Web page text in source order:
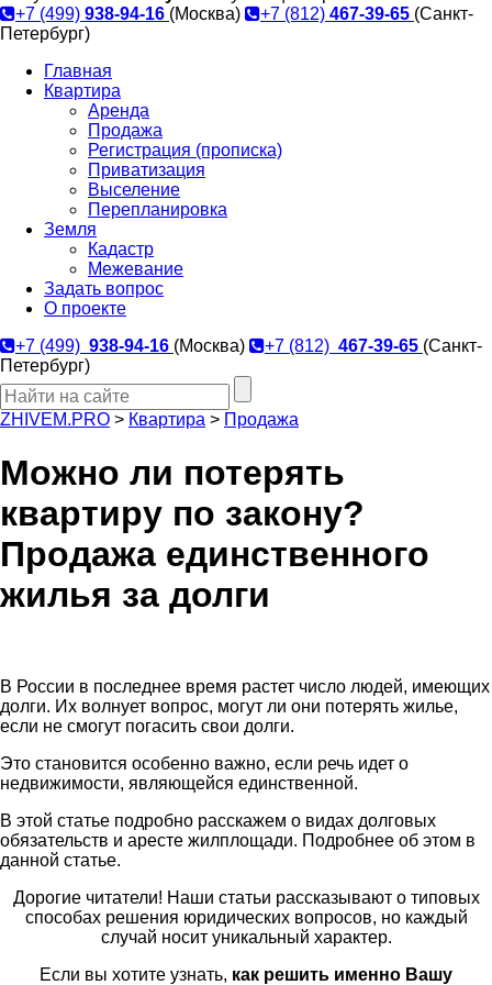
+7 (499) 938-94-16 (Москва) +7 (812) 467-39-65 (Санкт-
Петербург)
Главная
Квартира
Аренда
Продажа
Регистрация (прописка)
Приватизация
Выселение
Перепланировка
Земля
Кадастр
Межевание
Задать вопрос
О проекте
+7 (499) 938-94-16 (Москва) +7 (812) 467-39-65 (Санкт-
Петербург)
ZHIVEM.PRO > Квартира > Продажа
Можно ли потерять
квартиру по закону?
Продажа единственного
жилья за долги
В России в последнее время растет число людей, имеющих
долги. Их волнует вопрос, могут ли они потерять жилье,
если не смогут погасить свои долги.
Это становится особенно важно, если речь идет о
недвижимости, являющейся единственной.
В этой статье подробно расскажем о видах долговых
обязательств и аресте жилплощади. Подробнее об этом в
данной статье.
Дорогие читатели! Наши статьи рассказывают о типовых
способах решения юридических вопросов, но каждый
случай носит уникальный характер.
Если вы хотите узнать, как решить именно Вашу